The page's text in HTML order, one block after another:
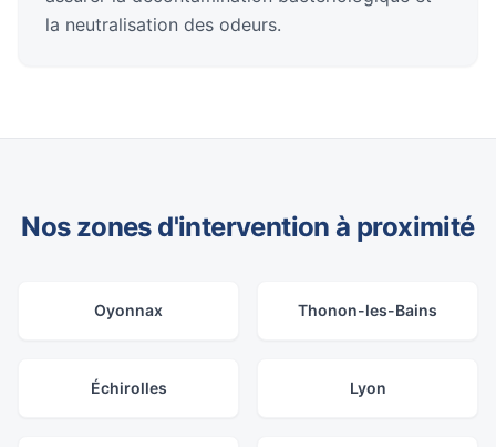
la neutralisation des odeurs.
Nos zones d'intervention à proximité
Oyonnax Thonon-les-Bains
Échirolles Lyon